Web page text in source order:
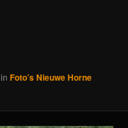
inFoto’s Nieuwe Horne